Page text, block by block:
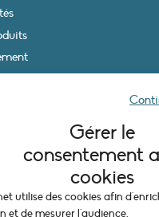
Gérer le
consentement
cookies
utilise des cookies afin
et de mesurer l'audience.
LÉGALES
légales
de cookies (UE)